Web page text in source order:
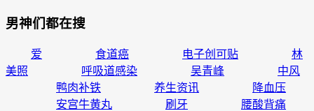
男神们都在搜
爱 食道癌 电子创可贴
林
美照
呼吸道感染 吴青峰
中风
鸭肉补铁
养生资讯
降血压
安宫牛黄丸
刷牙
腰酸背痛